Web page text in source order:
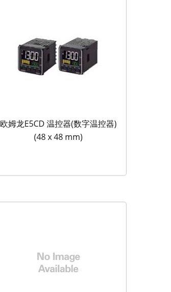
欧姆龙E5CD 温控器(数字温控器)
(48 x 48 mm)